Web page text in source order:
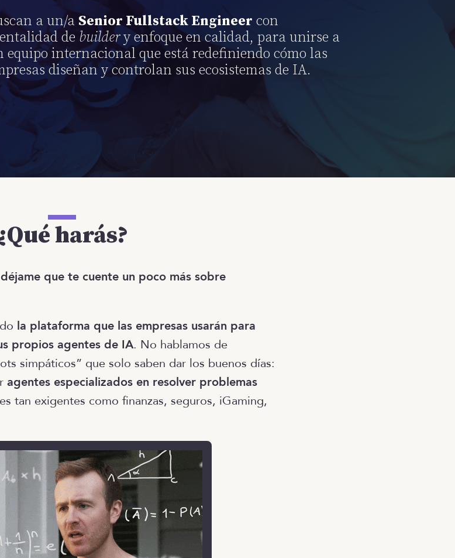
a un/a Senior Fullstack Engineer con
de buildery enfoque en calidad, para unirse a
equipo internacional que está redefiniendo cómo las
diseñan y controlan sus ecosistemas de IA.
harás?
que te cuente un poco más sobre
la plataforma que las empresas usarán para
propios agentes de IA. No hablamos de
simpáticos” que solo saben dar los buenos días:
agentes especializados en resolver problemas
tan exigentes como finanzas, seguros, iGaming,